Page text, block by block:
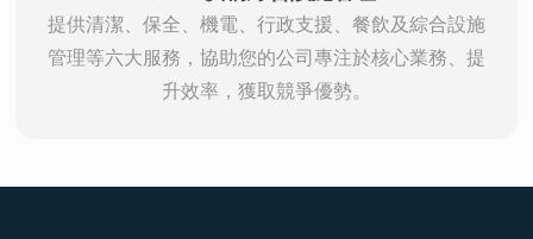
提供清潔、保全、機電、行政支援、餐飲及綜合設施
管理等六大服務，協助您的公司專注於核心業務、提
升效率，獲取競爭優勢。